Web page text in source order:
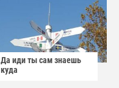
Да иди ты сам знаешь
куда